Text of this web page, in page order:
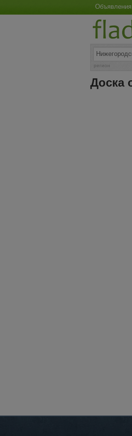
Объявления
регион
Доска